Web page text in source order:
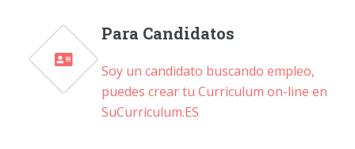
Para Candidatos
Soy un candidato buscando empleo,
puedes crear tu Curriculum on-line en
SuCurriculum.ES